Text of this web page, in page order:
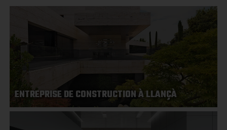
ENTREPRISE DE CONSTRUCTION À LLANÇÀ